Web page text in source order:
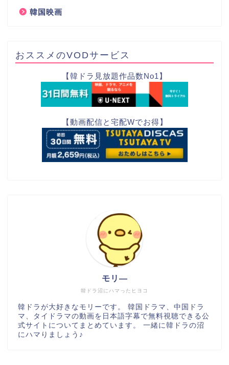
韓国映画
おススメのVODサービス
【韓ドラ見放題作品数No1】
【動画配信と宅配Wでお得】
韓ドラ沼にハマったヒヨコ
モリ―
韓ドラが大好きなモリーです。 韓国ドラマ、中国ドラ
マ、タイドラマの動画を日本語字幕で無料視聴できる公
式サイトについてまとめています。 一緒に韓ドラの沼
にハマりましょう♪